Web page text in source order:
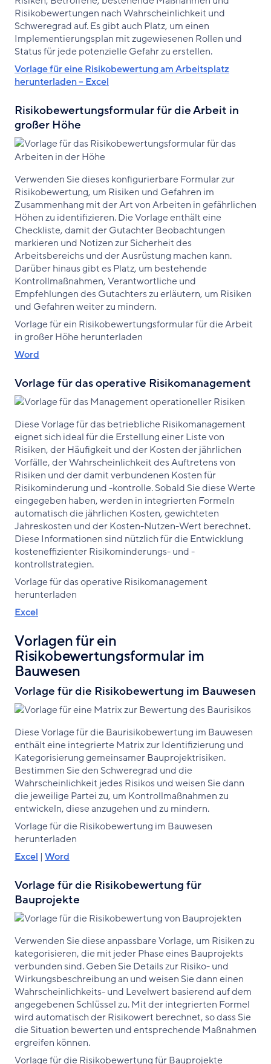
Risikobewertungen nach Wahrscheinlichkeit und
Schweregrad auf. Es gibt auch Platz, um einen
Implementierungsplan mit zugewiesenen Rollen und
Status für jede potenzielle Gefahr zu erstellen.
Vorlage für eine Risikobewertung am Arbeitsplatz
herunterladen – Excel
Risikobewertungsformular für die Arbeit in
großer Höhe
Verwenden Sie dieses konfigurierbare Formular zur
Risikobewertung, um Risiken und Gefahren im
Zusammenhang mit der Art von Arbeiten in gefährlichen
Höhen zu identifizieren. Die Vorlage enthält eine
Checkliste, damit der Gutachter Beobachtungen
markieren und Notizen zur Sicherheit des
Arbeitsbereichs und der Ausrüstung machen kann.
Darüber hinaus gibt es Platz, um bestehende
Kontrollmaßnahmen, Verantwortliche und
Empfehlungen des Gutachters zu erläutern, um Risiken
und Gefahren weiter zu mindern.
Vorlage für ein Risikobewertungsformular für die Arbeit
in großer Höhe herunterladen
Word
Vorlage für das operative Risikomanagement
Diese Vorlage für das betriebliche Risikomanagement
eignet sich ideal für die Erstellung einer Liste von
Risiken, der Häufigkeit und der Kosten der jährlichen
Vorfälle, der Wahrscheinlichkeit des Auftretens von
Risiken und der damit verbundenen Kosten für
Risikominderung und -kontrolle. Sobald Sie diese Werte
eingegeben haben, werden in integrierten Formeln
automatisch die jährlichen Kosten, gewichteten
Jahreskosten und der Kosten-Nutzen-Wert berechnet.
Diese Informationen sind nützlich für die Entwicklung
kosteneffizienter Risikominderungs- und -
kontrollstrategien.
Vorlage für das operative Risikomanagement
herunterladen
Excel
Vorlagen für ein
Risikobewertungsformular im
Bauwesen
Vorlage für die Risikobewertung im Bauwesen
Diese Vorlage für die Baurisikobewertung im Bauwesen
enthält eine integrierte Matrix zur Identifizierung und
Kategorisierung gemeinsamer Bauprojektrisiken.
Bestimmen Sie den Schweregrad und die
Wahrscheinlichkeit jedes Risikos und weisen Sie dann
die jeweilige Partei zu, um Kontrollmaßnahmen zu
entwickeln, diese anzugehen und zu mindern.
Vorlage für die Risikobewertung im Bauwesen
herunterladen
Excel | Word
Vorlage für die Risikobewertung für
Bauprojekte
Verwenden Sie diese anpassbare Vorlage, um Risiken zu
kategorisieren, die mit jeder Phase eines Bauprojekts
verbunden sind. Geben Sie Details zur Risiko- und
Wirkungsbeschreibung an und weisen Sie dann einen
Wahrscheinlichkeits- und Levelwert basierend auf dem
angegebenen Schlüssel zu. Mit der integrierten Formel
wird automatisch der Risikowert berechnet, so dass Sie
die Situation bewerten und entsprechende Maßnahmen
ergreifen können.
Vorlage für die Risikobewertung für Bauprojekte